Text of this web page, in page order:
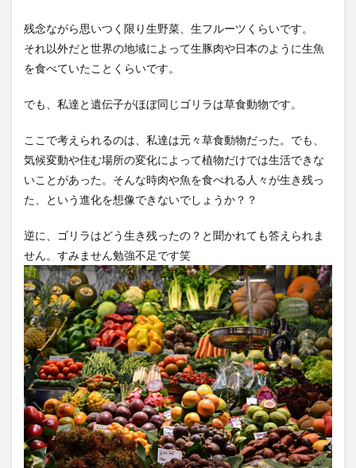
残念ながら思いつく限り生野菜、生フルーツくらいです。
それ以外だと世界の地域によって生豚肉や日本のように生魚
を食べていたことくらいです。
でも、私達と遺伝子がほぼ同じゴリラは草食動物です。
ここで考えられるのは、私達は元々草食動物だった。でも、
気候変動や住む場所の変化によって植物だけでは生活できな
いことがあった。そんな時肉や魚を食べれる人々が生き残っ
た、という進化を想像できないでしょうか？？
逆に、ゴリラはどう生き残ったの？と聞かれても答えられま
せん。すみません勉強不足です笑